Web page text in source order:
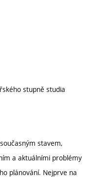
stupně studia
stavem,
a aktuálními problémy
plánování. Nejprve na